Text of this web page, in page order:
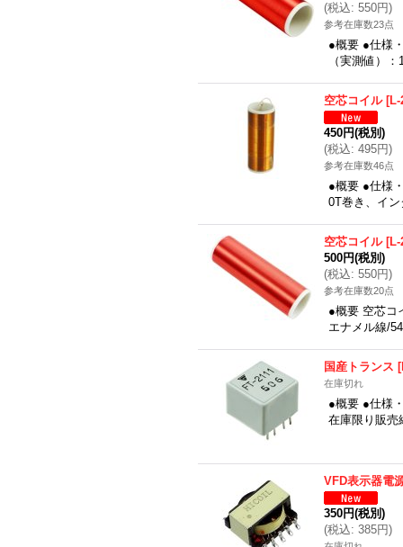
(税込: 550円)
参考在庫数23点
●概要 ●仕様
（実測値）
空芯コイル [L-
450円(税別)
(税込: 495円)
参考在庫数46点
●概要 ●仕様
0T巻き、イ
空芯コイル [L-
500円(税別)
(税込: 550円)
参考在庫数20点
●概要 空芯コ
エナメル線/
国産トランス [
在庫切れ
●概要 ●仕様
在庫限り販売
VFD表示器電
350円(税別)
(税込: 385円)